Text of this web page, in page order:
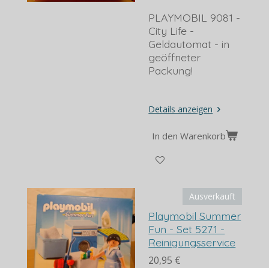
PLAYMOBIL 9081 -
City Life -
Geldautomat - in
geöffneter
Packung!
Details anzeigen
In den Warenkorb
Ausverkauft
Playmobil Summer
Fun - Set 5271 -
Reinigungsservice
20,95 €